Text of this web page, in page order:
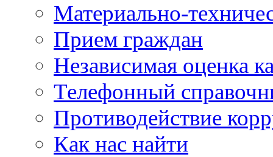
Материально-
Прием граждан
Независимая оценка
Телефонный
Противодействие
Как нас найти